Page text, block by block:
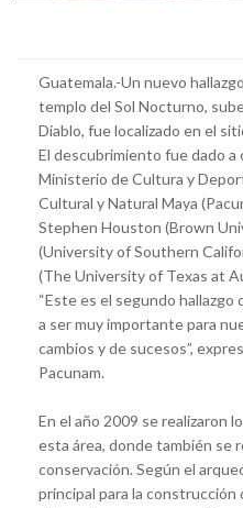
Guatemala.-Un nuevo
templo del Sol Nocturno,
Diablo, fue localizado en el
El descubrimiento fue dado
Ministerio de Cultura y
Cultural y Natural Maya
Stephen Houston (Brown
(University of Southern
(The University of Texas at
“Este es el segundo hallazgo
a ser muy importante para
cambios y de sucesos”,
Pacunam.
En el año 2009 se realizaron
esta área, donde también se
conservación. Según el
principal para la